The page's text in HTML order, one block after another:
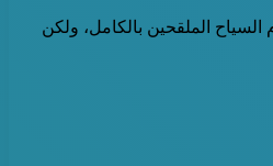
السياح الملقحين بالكامل، ولكن